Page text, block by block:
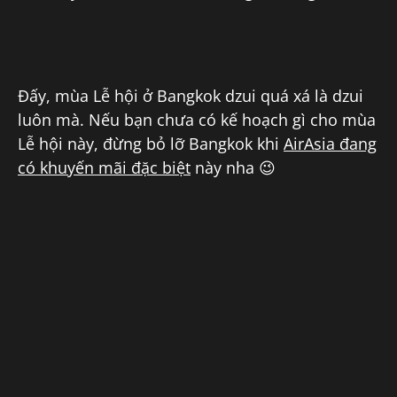
Đấy, mùa Lễ hội ở Bangkok dzui quá xá là dzui
luôn mà. Nếu bạn chưa có kế hoạch gì cho mùa
Lễ hội này, đừng bỏ lỡ Bangkok khi AirAsia đang
có khuyến mãi đặc biệt này nha 😉